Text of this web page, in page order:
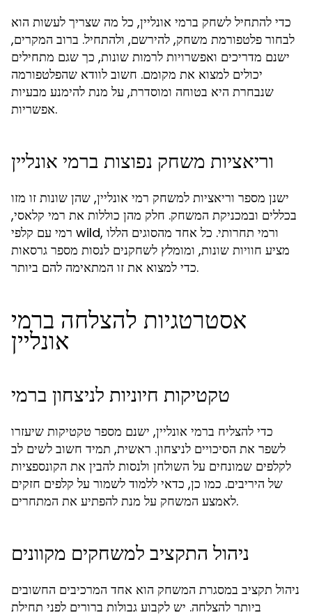
כדי להתחיל לשחק ברמי אונליין, כל מה שצריך לעשות הוא
לבחור פלטפורמת משחק, להירשם, ולהתחיל. ברוב המקרים,
ישנם מדריכים ואפשרויות לרמות שונות, כך שגם מתחילים
יכולים למצוא את מקומם. חשוב לוודא שהפלטפורמה
שנבחרת היא בטוחה ומוסדרת, על מנת להימנע מבעיות
אפשריות.
וריאציות משחק נפוצות ברמי אונליין
ישנן מספר וריאציות למשחק רמי אונליין, שהן שונות זו מזו
בכללים ובמכניקת המשחק. חלק מהן כוללות את רמי קלאסי,
רמי עם קלפי wild, ורמי תחרותי. כל אחד מהסוגים הללו
מציע חוויות שונות, ומומלץ לשחקנים לנסות מספר גרסאות
כדי למצוא את זו המתאימה להם ביותר.
אסטרטגיות להצלחה ברמי
אונליין
טקטיקות חיוניות לניצחון ברמי
כדי להצליח ברמי אונליין, ישנם מספר טקטיקות שיעזרו
לשפר את הסיכויים לניצחון. ראשית, תמיד חשוב לשים לב
לקלפים שמונחים על השולחן ולנסות להבין את הקונספציות
של היריבים. כמו כן, כדאי ללמוד לשמור על קלפים חזקים
לאמצע המשחק על מנת להפתיע את המתחרים.
ניהול התקציב למשחקים מקוונים
ניהול תקציב במסגרת המשחק הוא אחד המרכיבים החשובים
ביותר להצלחה. יש לקבוע גבולות ברורים לפני תחילת